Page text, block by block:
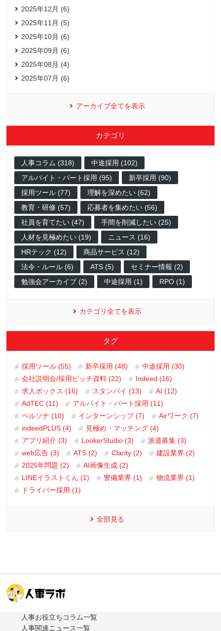
2025年12月 (6)
2025年11月 (5)
2025年10月 (6)
2025年09月 (6)
2025年08月 (4)
2025年07月 (6)
アーカイブ全てを表示
カテゴリ
人事コラム (318)
中途採用 (102)
アルバイト・パート採用 (95)
新卒採用 (90)
採用ツール (77)
理解を深めたい (62)
教育・研修 (57)
応募者を集めたい (56)
社員を育てたい (47)
手間を削減したい (25)
人材を見極めたい (19)
ニュース (16)
HRテック (12)
商品サービス (12)
法令・ルール (6)
ATS (5)
セミナー情報 (2)
勉強会アーカイブ (2)
中途採用 (1) RPO (1)
カテゴリ全てを表示
タグ
採用ツール (55) 新卒採用 (48)
中途採用 (30)
会社説明会/採用ピッチ資料 (22)
Indeed (16)
求人ボックス (16)
スタンバイ (13)
AI (12)
AdTEC (11)
アルバイト・パート採用 (11)
ペルソナ (10)
インターンシップ (7)
Airワーク (7)
indeedPLUS (4)
見極め・マッチング (4)
アプリ紹介 (3)
LookerStudio (3)
派遣募集 (3)
web広告 (3)
ATS (2) Clarity (2)
建設業界 (2)
2025年問題 (2)
AI画像生成 (2)
LINEイラストくん (1)
警備業界 (1)
物流業界 (1)
ドライバー採用 (1)
全部見る
人事お役立ちコラム一覧
人事関連ニュース一覧